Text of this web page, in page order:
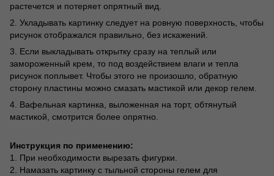
растечется и потеряет опрятный вид.
2. Укладывать картинку следует на ровную поверхность, чтобы
рисунок отображался правильно, без искажений.
3. Если выкладывать открытку сразу на теплый или
замороженный крем, то под воздействием влаги и тепла
рисунок поплывет. Чтобы этого не произошло, обратную
сторону пластины можно смазать мастикой или декор гелем.
4. Вафельная картинка, выложенная на торт, обтянутый
мастикой, смотрится более опрятно.
Инструкция по применению:
1. При необходимости вырезать фигурки.
2. Намазать картинку с тыльной стороны гелем для